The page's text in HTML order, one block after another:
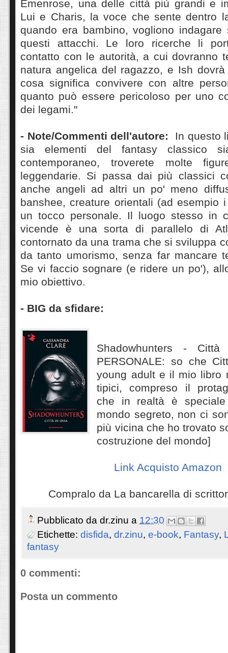
Emenrose, una delle città più grandi e
Lui e Charis, la voce che sente dentro
quando era bambino, vogliono
questi attacchi. Le loro ricerche li
contatto con le autorità, a cui dovranno
natura angelica del ragazzo, e Ish
cosa significa convivere con altre
quanto può essere pericoloso per uno
dei legami."
- Note/Commenti dell'autore: In questo
sia elementi del fantasy classico
contemporaneo, troverete molte
leggendarie. Si passa dai più classici
anche angeli ad altri un po' meno
banshee, creature orientali (ad esempio
un tocco personale. Il luogo stesso in
vicende è una sorta di parallelo di
contornato da una trama che si sviluppa
da tanto umorismo, senza far mancare
Se vi faccio sognare (e ridere un po'),
mio obiettivo.
- BIG da sfidare:
Shadowhunters -
PERSONALE: so che
young adult e il mio libro
tipici, compreso il
che in realtà è
mondo segreto, non ci
più vicina che ho trovato
costruzione del mondo]
Link Acquisto Amazon
Compralo da La bancarella di
Pubblicato da dr.zinu a 12:30
Etichette: disfida, dr.zinu, e-book, Fantasy,
fantasy
0 commenti:
Posta un commento